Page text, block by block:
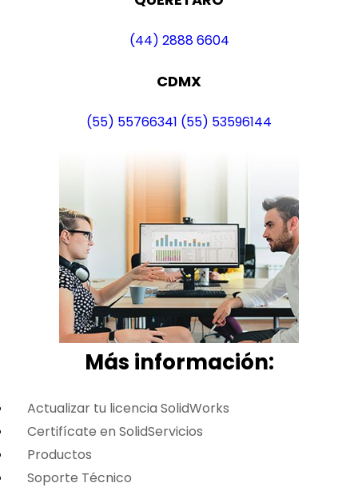
(44) 2888 6604
CDMX
(55) 55766341 (55) 53596144
Más información:
Actualizar tu licencia SolidWorks
Certifícate en SolidServicios
Productos
Soporte Técnico